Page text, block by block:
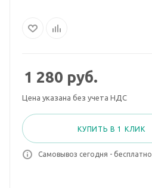
1 280 руб.
Цена указана без учета НДС
КУПИТЬ В 1 КЛИК
Самовывоз сегодня - бесплатно